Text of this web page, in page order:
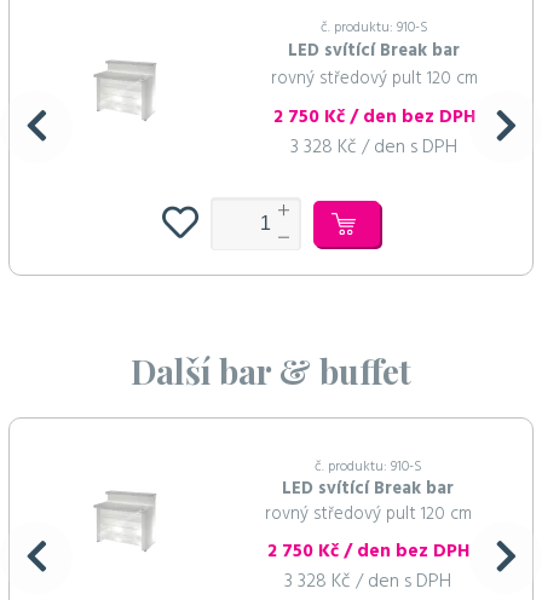
č. produktu: 910-S
LED svítící Break bar
rovný středový pult 120 cm
2 750 Kč / den bez DPH
3 328 Kč / den s DPH
Další bar & buffet
č. produktu: 910-S
LED svítící Break bar
rovný středový pult 120 cm
2 750 Kč / den bez DPH
3 328 Kč / den s DPH